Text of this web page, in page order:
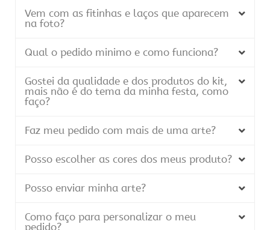
Vem com as fitinhas e laços que aparecem
na foto?
Qual o pedido minimo e como funciona?
Gostei da qualidade e dos produtos do kit,
mais não é do tema da minha festa, como
faço?
Faz meu pedido com mais de uma arte?
Posso escolher as cores dos meus produto?
Posso enviar minha arte?
Como faço para personalizar o meu
pedido?